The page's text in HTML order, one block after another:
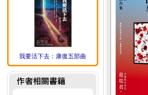
我要活下去：康復五部曲